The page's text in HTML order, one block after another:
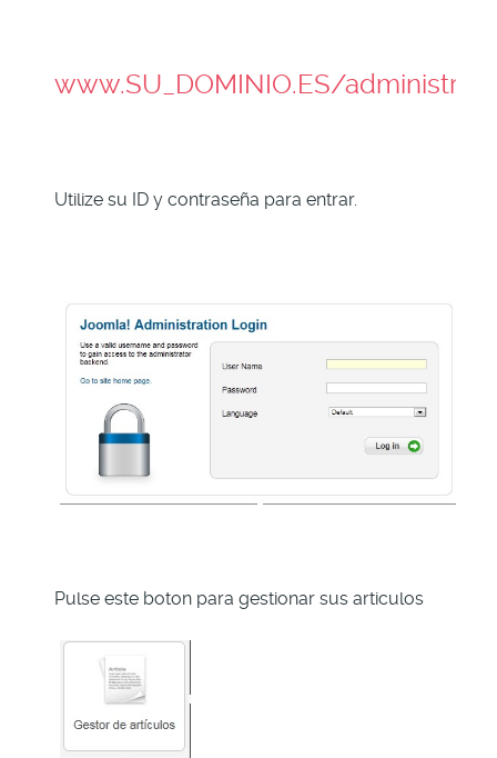
www.SU_DOMINIO.ES/
Utilize su ID y contraseña para entrar.
Pulse este boton para gestionar sus articulos